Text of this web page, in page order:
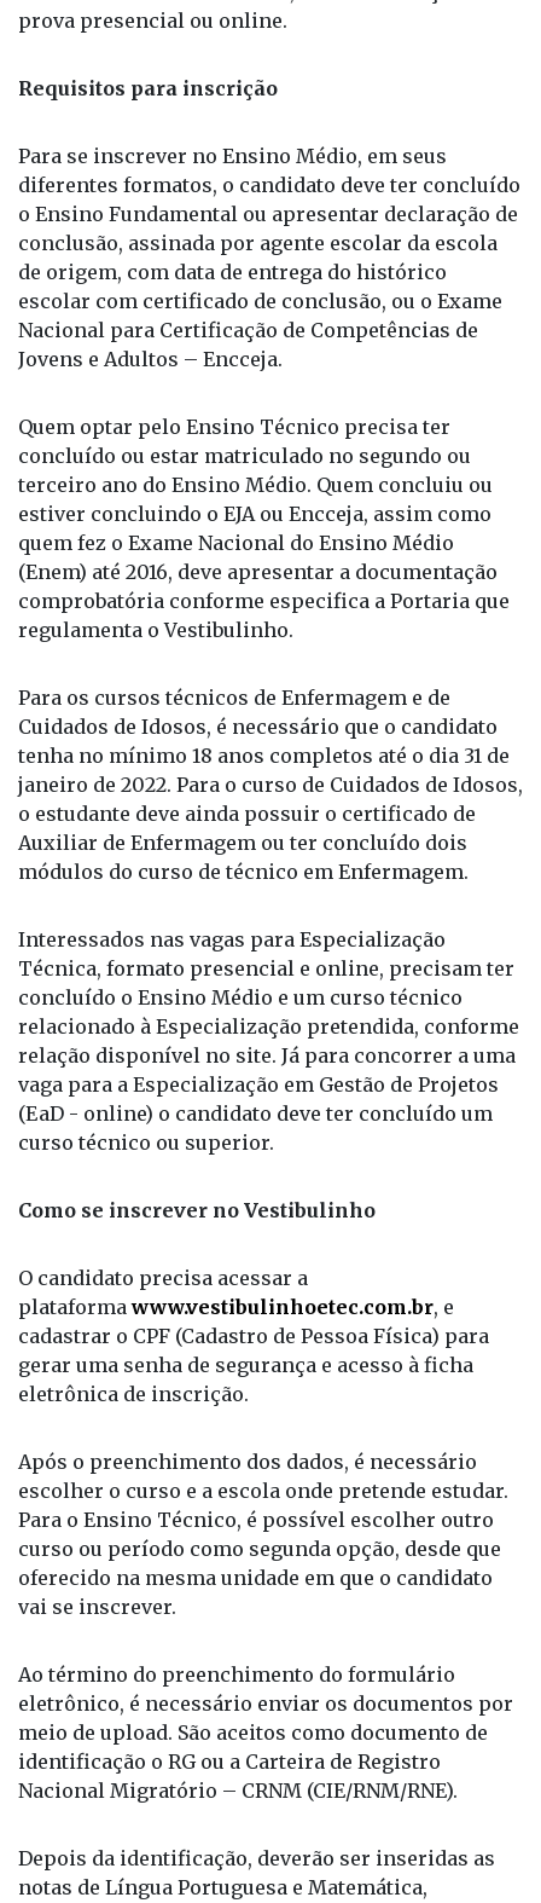
prova presencial ou online.
Requisitos para inscrição
Para se inscrever no Ensino Médio, em seus
diferentes formatos, o candidato deve ter concluído
o Ensino Fundamental ou apresentar declaração de
conclusão, assinada por agente escolar da escola
de origem, com data de entrega do histórico
escolar com certificado de conclusão, ou o Exame
Nacional para Certificação de Competências de
Jovens e Adultos – Encceja.
Quem optar pelo Ensino Técnico precisa ter
concluído ou estar matriculado no segundo ou
terceiro ano do Ensino Médio. Quem concluiu ou
estiver concluindo o EJA ou Encceja, assim como
quem fez o Exame Nacional do Ensino Médio
(Enem) até 2016, deve apresentar a documentação
comprobatória conforme especifica a Portaria que
regulamenta o Vestibulinho.
Para os cursos técnicos de Enfermagem e de
Cuidados de Idosos, é necessário que o candidato
tenha no mínimo 18 anos completos até o dia 31 de
janeiro de 2022. Para o curso de Cuidados de Idosos,
o estudante deve ainda possuir o certificado de
Auxiliar de Enfermagem ou ter concluído dois
módulos do curso de técnico em Enfermagem.
Interessados nas vagas para Especialização
Técnica, formato presencial e online, precisam ter
concluído o Ensino Médio e um curso técnico
relacionado à Especialização pretendida, conforme
relação disponível no site. Já para concorrer a uma
vaga para a Especialização em Gestão de Projetos
(EaD - online) o candidato deve ter concluído um
curso técnico ou superior.
Como se inscrever no Vestibulinho
O candidato precisa acessar a
plataformawww.vestibulinhoetec.com.br, e
cadastrar o CPF (Cadastro de Pessoa Física) para
gerar uma senha de segurança e acesso à ficha
eletrônica de inscrição.
Após o preenchimento dos dados, é necessário
escolher o curso e a escola onde pretende estudar.
Para o Ensino Técnico, é possível escolher outro
curso ou período como segunda opção, desde que
oferecido na mesma unidade em que o candidato
vai se inscrever.
Ao término do preenchimento do formulário
eletrônico, é necessário enviar os documentos por
meio de upload. São aceitos como documento de
identificação o RG ou a Carteira de Registro
Nacional Migratório – CRNM (CIE/RNM/RNE).
Depois da identificação, deverão ser inseridas as
notas de Língua Portuguesa e Matemática,